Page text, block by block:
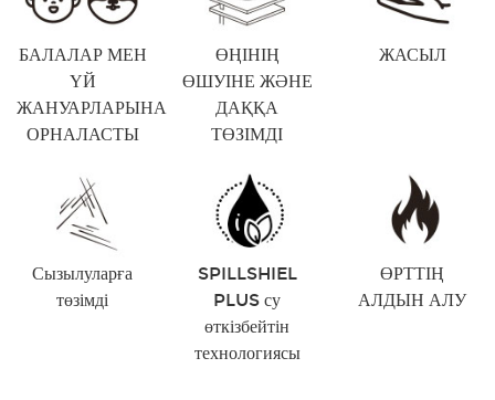
БАЛАЛАР МЕН
ҮЙ
ЖАНУАРЛАРЫНА
ОРНАЛАСТЫ
ӨҢІНІҢ
ӨШУІНЕ ЖӘНЕ
ДАҚҚА
ТӨЗІМДІ
ЖАСЫЛ
Сызылуларға
төзімді
SPILLSHIEL
PLUS су
өткізбейтін
технологиясы
ӨРТТІҢ
АЛДЫН АЛУ